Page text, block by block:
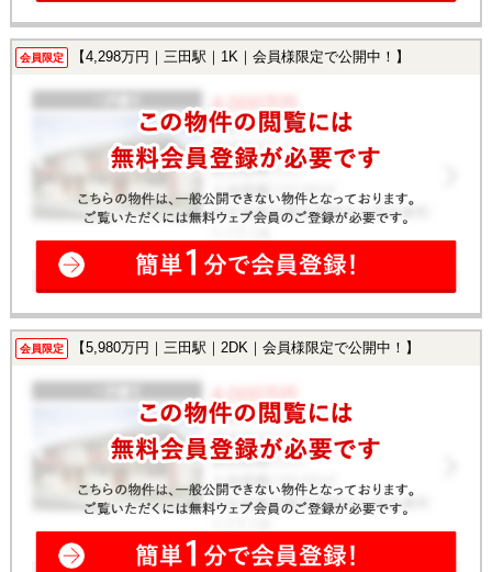
会員限定 【4,298万円｜三田駅｜1K｜会員様限定で公開中！】
会員限定 【5,980万円｜三田駅｜2DK｜会員様限定で公開中！】